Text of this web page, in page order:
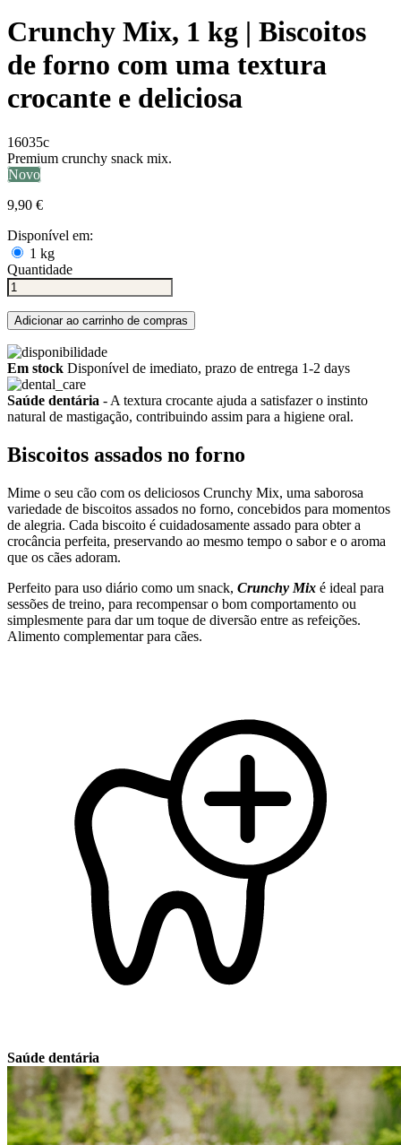
Crunchy Mix, 1 kg | Biscoitos
de forno com uma textura
crocante e deliciosa
16035c
Premium crunchy snack mix.
Novo
9,90 €
Disponível em:
1 kg
Quantidade
Adicionar ao carrinho de compras
Em stock Disponível de imediato, prazo de entrega 1-2 days
Saúde dentária - A textura crocante ajuda a satisfazer o instinto
natural de mastigação, contribuindo assim para a higiene oral.
Biscoitos assados no forno
Mime o seu cão com os deliciosos Crunchy Mix, uma saborosa
variedade de biscoitos assados no forno, concebidos para momentos
de alegria. Cada biscoito é cuidadosamente assado para obter a
crocância perfeita, preservando ao mesmo tempo o sabor e o aroma
que os cães adoram.
Perfeito para uso diário como um snack, Crunchy Mix é ideal para
sessões de treino, para recompensar o bom comportamento ou
simplesmente para dar um toque de diversão entre as refeições.
Alimento complementar para cães.
Saúde dentária